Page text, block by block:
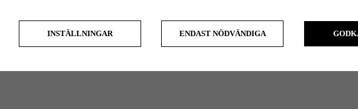
INSTÄLLNINGAR ENDAST NÖDVÄNDIGA